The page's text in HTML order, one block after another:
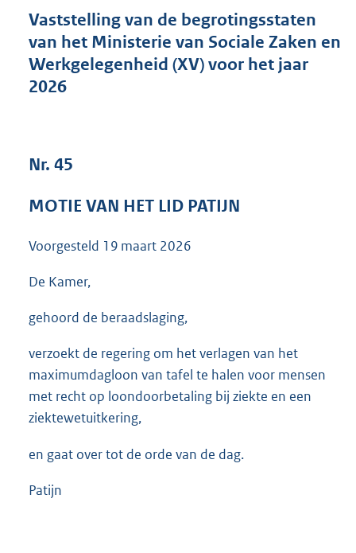
s
g
r
K
Vaststelling van de begrotingsstaten
van het Ministerie van Sociale Zaken en
Werkgelegenheid (XV) voor het jaar
2026
Nr. 45
MOTIE VAN HET LID PATIJN
Voorgesteld 19 maart 2026
De Kamer,
gehoord de beraadslaging,
verzoekt de regering om het verlagen van het
maximumdagloon van tafel te halen voor mensen
met recht op loondoorbetaling bij ziekte en een
ziektewetuitkering,
en gaat over tot de orde van de dag.
Patijn